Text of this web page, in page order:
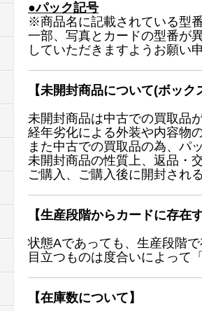
●パック記号
※商品名に記載されている型
一部、写真とカードの型番が
していただきますようお願い
【未開封商品について(ボッ
未開封商品は中古での買取品
経年劣化による外装や内容物
また中古での買取品の為、パ
未開封商品の性質上、返品・
ご購入、ご購入後に開封され
【生産段階からカードに存在
状態Aであっても、生産段階
目立つものは度合いによって
【在庫数について】